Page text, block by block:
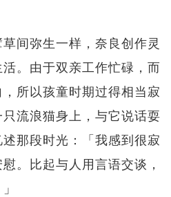
间弥生一样，奈良创作灵
。由于双亲工作忙碌，而
所以孩童时期过得相当寂
流浪猫身上，与它说话耍
那段时光：「我感到很寂
。比起与人用言语交谈，